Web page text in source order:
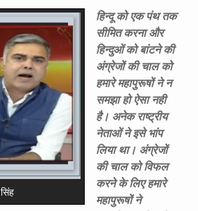
हिन्दू को एक पंथ तक
सीमित करना और
हिन्दुओं को बांटने की
अंग्रेजों की चाल को
हमारे महापुरूषों ने न
समझा हो ऐसा नही
है। अनेक राष्ट्रीय
नेताओं ने इसे भांप
लिया था। अंग्रेजों
की चाल को विफल
करने के लिए हमारे
महापुरूषों ने